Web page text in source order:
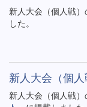
新人大会（個人戦）
した。
新人大会（個
新人大会（個人戦